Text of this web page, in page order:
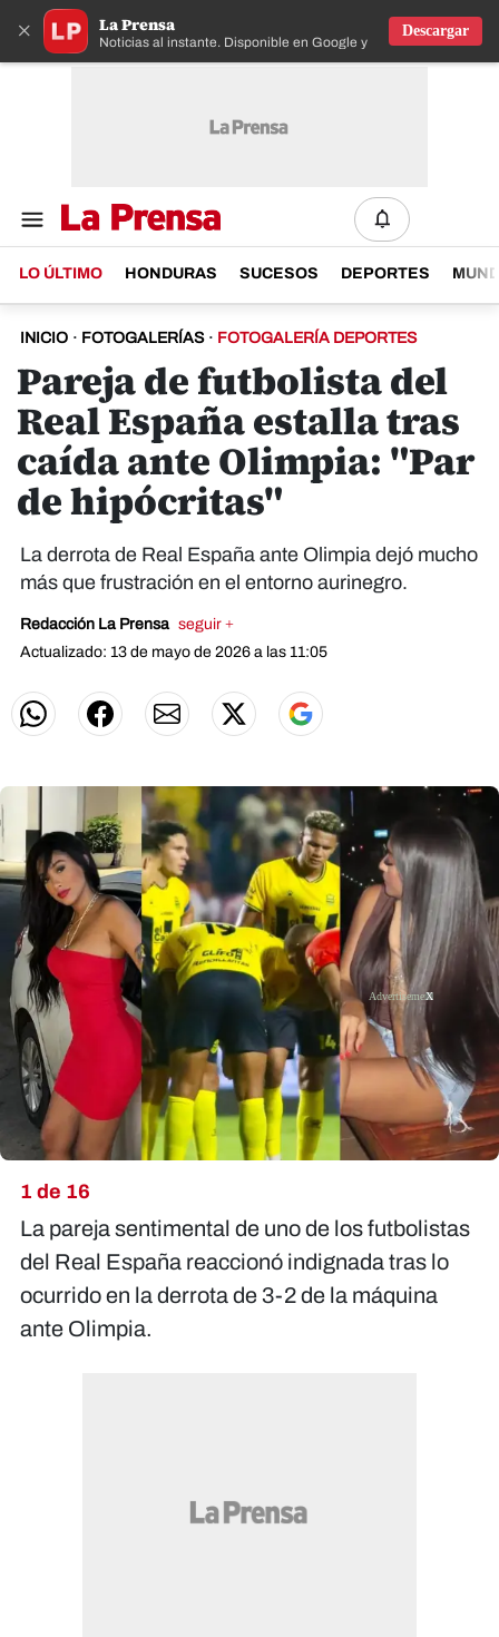
× La Prensa
Noticias al instante. Disponible en Google y IOS
Descargar
LO ÚLTIMO HONDURAS SUCESOS DEPORTES
INICIO · FOTOGALERÍAS · FOTOGALERÍA DEPORTES
Pareja de futbolista del
Real España estalla tras
caída ante Olimpia: "Par
de hipócritas"
La derrota de Real España ante Olimpia dejó mucho
más que frustración en el entorno aurinegro.
Redacción La Prensa seguir +
Actualizado: 13 de mayo de 2026 a las 11:05
1 de 16
La pareja sentimental de uno de los futbolistas
del Real España reaccionó indignada tras lo
ocurrido en la derrota de 3-2 de la máquina
ante Olimpia.
X